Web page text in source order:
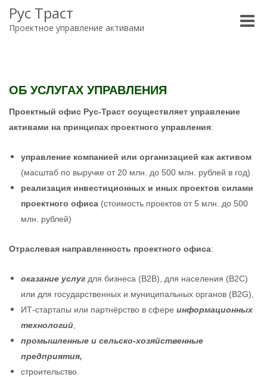
Рус Траст
Проектное управление активами
Toggle
ОБ УСЛУГАХ УПРАВЛЕНИЯ
Проектный офис Рус-Траст осуществляет управление
активами на принципах проектного управления:
управление компанией или организацией как активом
(масштаб по выручке от 20 млн. до 500 млн. рублей в год)
реализация инвестиционных и иных проектов силами
проектного офиса (стоимость проектов от 5 млн. до 500
млн. рублей)
Отраслевая направленность проектного офиса:
оказание услуг для бизнеса (B2B), для населения (B2C)
или для государственных и муниципальных органов (B2G),
ИТ-стартапы или партнёрство в сфере информационных
технологий
промышленные и сельско-хозяйственные
предприятия,
строительство